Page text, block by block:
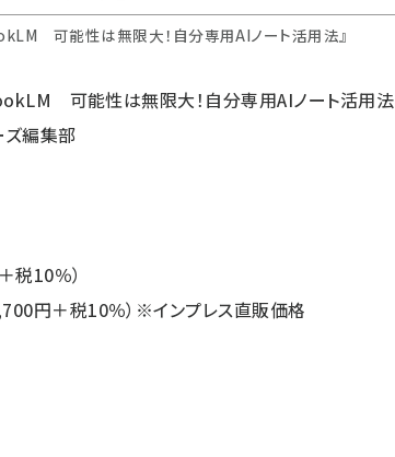
可能性は無限大！自分専用AIノート活用法』
可能性は無限大！自分専用AIノート活用法
ズ編集部
税10％）
円＋税10％）※インプレス直販価格